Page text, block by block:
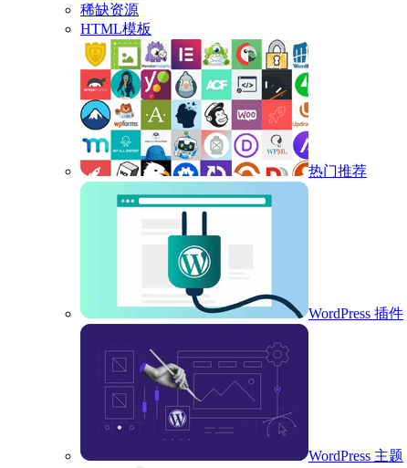
稀缺资源
HTML模板
热门推荐
WordPress 插件
WordPress 主题